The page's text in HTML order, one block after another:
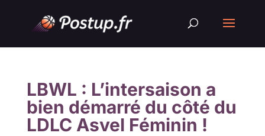
LBWL : L’intersaison a
bien démarré du côté du
LDLC Asvel Féminin !